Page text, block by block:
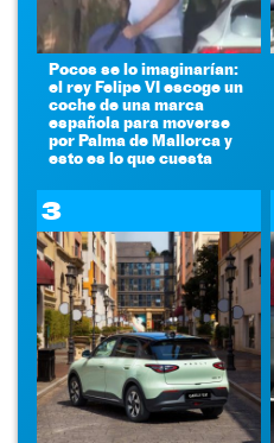
Pocos se lo imaginarían:
el rey Felipe VI escoge un
coche de una marca
española para moverse
por Palma de Mallorca y
esto es lo que cuesta
3